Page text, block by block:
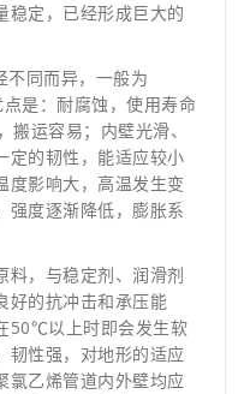
稳定，已经形成巨大的
不同而异，一般为
是：耐腐蚀，使用寿命
运容易；内壁光滑、
定的韧性，能适应较小
度影响大，高温发生变
强度逐渐降低，膨胀系
料，与稳定剂、润滑剂
好的抗冲击和承压能
50℃以上时即会发生软
韧性强，对地形的适应
氯乙烯管道内外壁均应